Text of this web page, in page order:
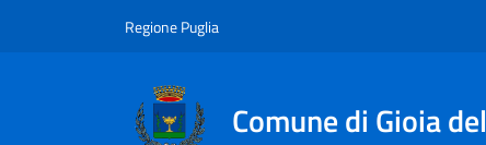
Regione Puglia
Comune di Gioia